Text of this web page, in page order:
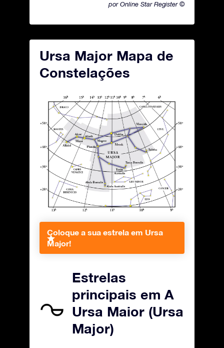
por Online Star Register ©
Ursa Major Mapa de
Constelações
Coloque a sua estrela em Ursa
Major!
Estrelas
principais em A
Ursa Maior (Ursa
Major)